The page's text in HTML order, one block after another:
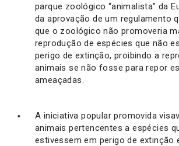
parque zoológico “animalista” da
da aprovação de um regulamento
que o zoológico não promoveria
reprodução de espécies que não
perigo de extinção, proibindo a
animais se não fosse para repor
ameaçadas.
A iniciativa popular promovida
animais pertencentes a espécies
estivessem em perigo de extinção